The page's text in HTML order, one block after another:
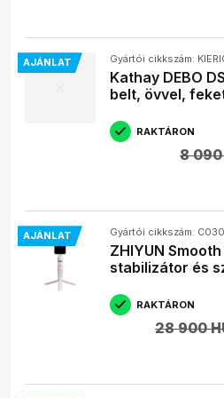
AJÁNLAT Gyártói cikkszám:
Kathay DEBO
belt, övvel,
RAKTÁRON
8 090
AJÁNLAT Gyártói cikkszám:
ZHIYUN
stabilizátor és
RAKTÁRON
28 900